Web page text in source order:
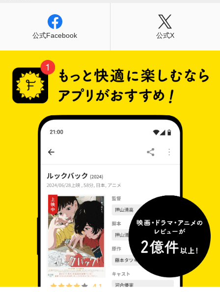
公式Facebook 公式X